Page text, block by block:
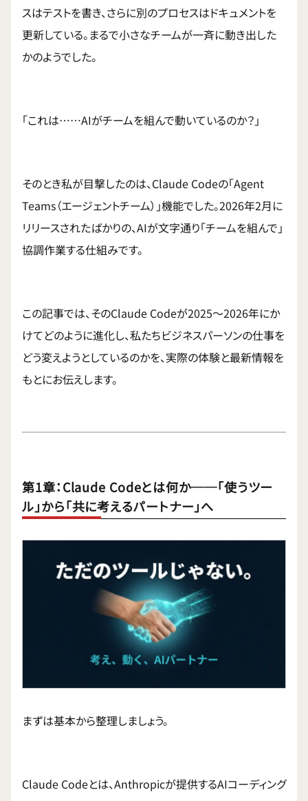
スはテストを書き、さらに別のプロセスはドキュメントを
更新している。まるで小さなチームが一斉に動き出した
かのようでした。
「これは……AIがチームを組んで動いているのか？」
そのとき私が目撃したのは、Claude Codeの「Agent
Teams（エージェントチーム）」機能でした。2026年2月に
リリースされたばかりの、AIが文字通り「チームを組んで」
協調作業する仕組みです。
この記事では、そのClaude Codeが2025〜2026年にか
けてどのように進化し、私たちビジネスパーソンの仕事を
どう変えようとしているのかを、実際の体験と最新情報を
もとにお伝えします。
第1章：Claude Codeとは何か──「使うツー
ル」から「共に考えるパートナー」へ
まずは基本から整理しましょう。
Claude Codeとは、Anthropicが提供するAIコーディング